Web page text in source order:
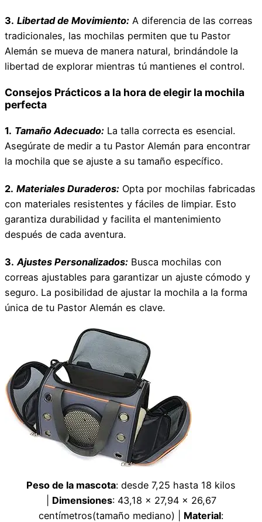
3. Libertad de Movimiento: A diferencia de las correas
tradicionales, las mochilas permiten que tu Pastor
Alemán se mueva de manera natural, brindándole la
libertad de explorar mientras tú mantienes el control.
Consejos Prácticos a la hora de elegir la mochila
perfecta
1. Tamaño Adecuado: La talla correcta es esencial.
Asegúrate de medir a tu Pastor Alemán para encontrar
la mochila que se ajuste a su tamaño específico.
2. Materiales Duraderos: Opta por mochilas fabricadas
con materiales resistentes y fáciles de limpiar. Esto
garantiza durabilidad y facilita el mantenimiento
después de cada aventura.
3. Ajustes Personalizados: Busca mochilas con
correas ajustables para garantizar un ajuste cómodo y
seguro. La posibilidad de ajustar la mochila a la forma
única de tu Pastor Alemán es clave.
Peso de la mascota: desde 7,25 hasta 18 kilos
Dimensiones: 43,18 x 27,94 x 26,67
centímetros(tamaño mediano) | Material: